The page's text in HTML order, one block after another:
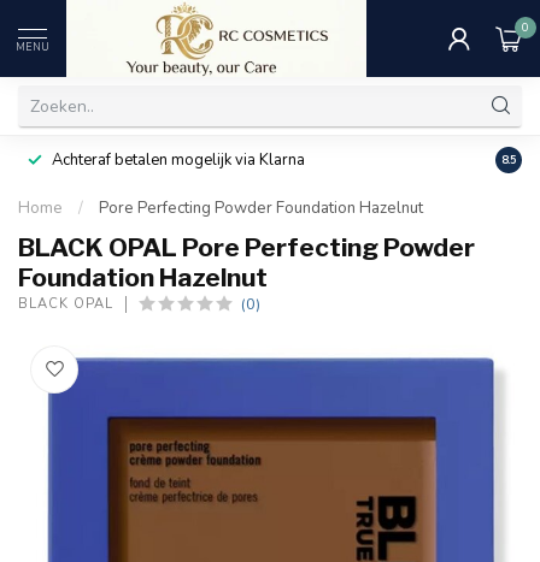
MENU
0
Achteraf betalen mogelijk via Klarna 8.5
Home / Pore Perfecting Powder Foundation Hazelnut
BLACK OPAL Pore Perfecting Powder
Foundation Hazelnut
BLACK OPAL (0)